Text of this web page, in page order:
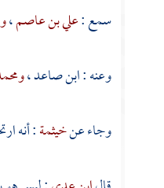
سمع :علي بن عاصم،
وعنه: ابن صاعد،
وجاء عنخيثمة: أنه